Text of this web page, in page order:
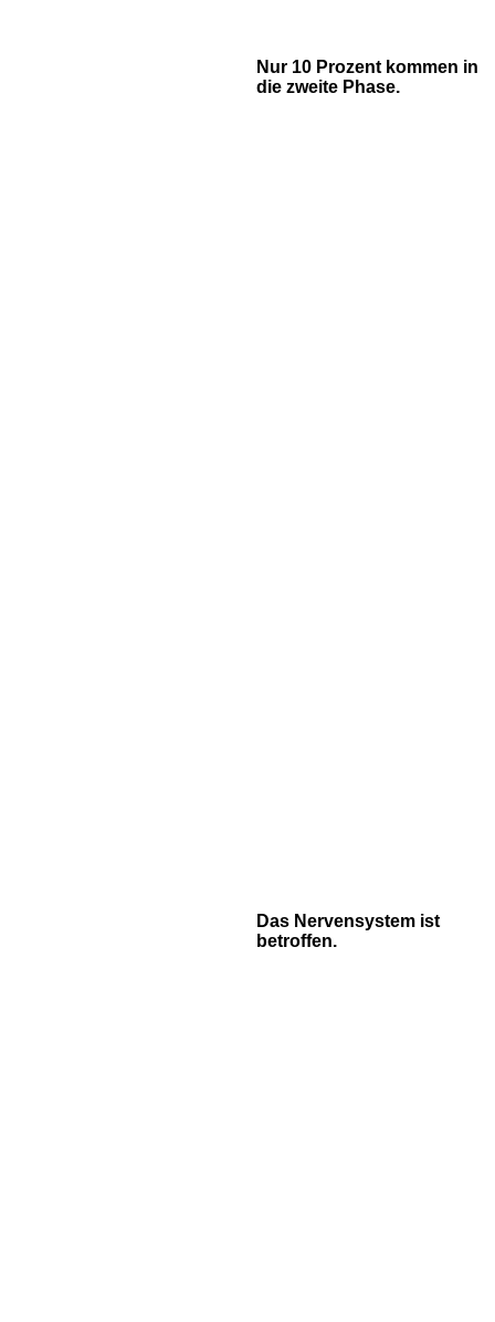
Nur 10 Prozent kommen in
die zweite Phase.
Das Nervensystem ist
betroffen.